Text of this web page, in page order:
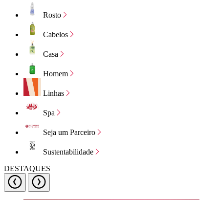
Rosto
Cabelos
Casa
Homem
Linhas
Spa
Seja um Parceiro
Sustentabilidade
DESTAQUES